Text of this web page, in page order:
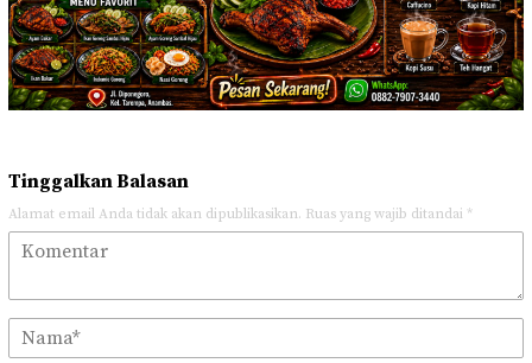
Tinggalkan Balasan
Alamat email Anda tidak akan dipublikasikan. Ruas yang wajib ditandai *